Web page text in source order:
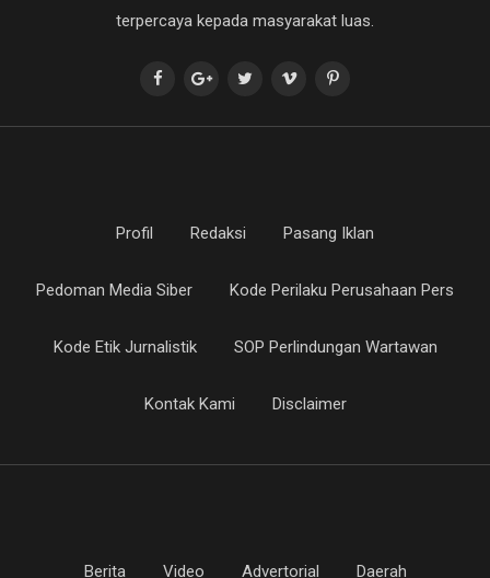
terpercaya kepada masyarakat luas.
Profil Redaksi Pasang Iklan
Pedoman Media Siber Kode Perilaku Perusahaan Pers
Kode Etik Jurnalistik SOP Perlindungan Wartawan
Kontak Kami Disclaimer
Berita Video Advertorial Daerah